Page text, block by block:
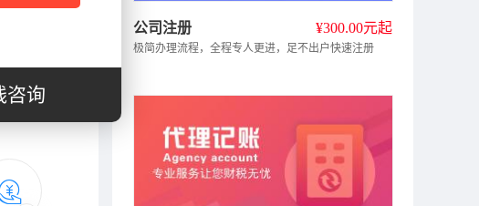
悉注
更高
公司注册 300.00元起
极简办理流程，全程专人更进，足不出户快速注册
咨询